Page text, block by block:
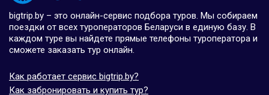
bigtrip.by – это онлайн-сервис подбора туров. Мы собираем
поездки от всех туроператоров Беларуси в единую базу. В
каждом туре вы найдете прямые телефоны туроператора и
сможете заказать тур онлайн.
Как работает сервис bigtrip.by?
Как забронировать и купить тур?